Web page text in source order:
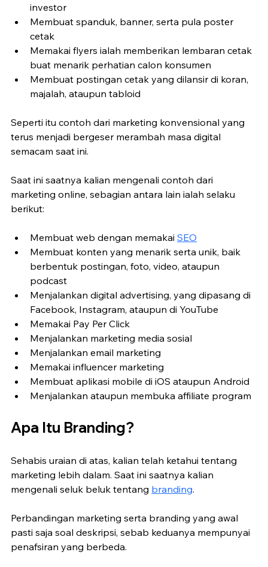
investor
Membuat spanduk, banner, serta pula poster
cetak
Memakai flyers ialah memberikan lembaran cetak
buat menarik perhatian calon konsumen
Membuat postingan cetak yang dilansir di koran,
majalah, ataupun tabloid
Seperti itu contoh dari marketing konvensional yang
terus menjadi bergeser merambah masa digital
semacam saat ini.
Saat ini saatnya kalian mengenali contoh dari
marketing online, sebagian antara lain ialah selaku
berikut:
Membuat web dengan memakai SEO
Membuat konten yang menarik serta unik, baik
berbentuk postingan, foto, video, ataupun
podcast
Menjalankan digital advertising, yang dipasang di
Facebook, Instagram, ataupun di YouTube
Memakai Pay Per Click
Menjalankan marketing media sosial
Menjalankan email marketing
Memakai influencer marketing
Membuat aplikasi mobile di iOS ataupun Android
Menjalankan ataupun membuka affiliate program
Apa Itu Branding?
Sehabis uraian di atas, kalian telah ketahui tentang
marketing lebih dalam. Saat ini saatnya kalian
mengenali seluk beluk tentang branding.
Perbandingan marketing serta branding yang awal
pasti saja soal deskripsi, sebab keduanya mempunyai
penafsiran yang berbeda.